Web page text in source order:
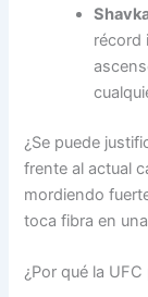
récord
¿Se puede
frente al actual
mordiendo
toca fibra en
¿Por qué la